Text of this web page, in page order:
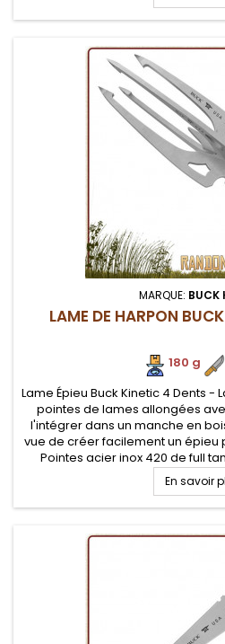
MARQUE: BUCK
LAME DE HARPON
180 g
Lame Épieu Buck Kinetic 4 Dents -
pointes de lames allongées
l'intégrer dans un manche en
vue de créer facilement un épieu
Pointes acier inox 420 de full
En savoir